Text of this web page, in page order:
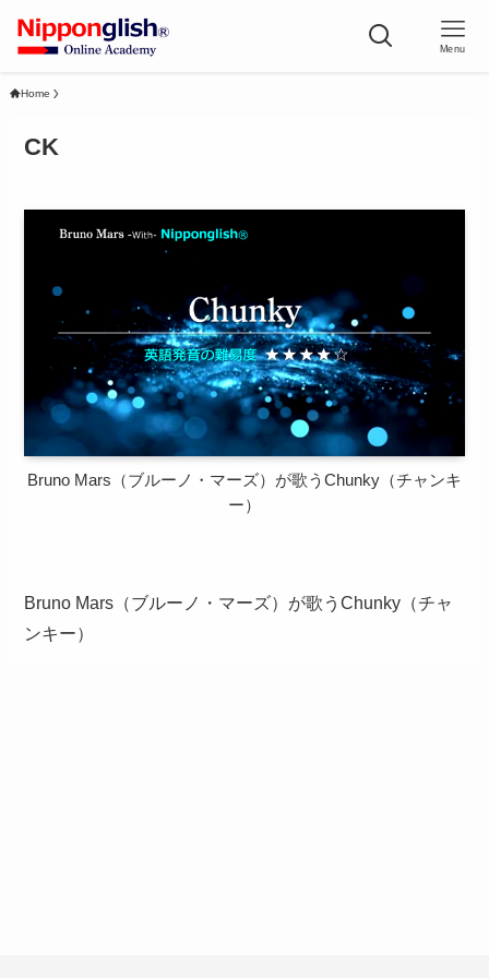
Menu
Home
CK
Bruno Mars（ブルーノ・マーズ）が歌うChunky（チャンキ
ー）
Bruno Mars（ブルーノ・マーズ）が歌うChunky（チャ
ンキー）